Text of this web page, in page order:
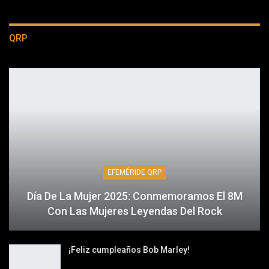
QRP
EFEMÉRIDE QRP
Día De La Mujer 2025: Conmemoramos El 8M
Con Las Mujeres Leyendas Del Rock
¡Feliz cumpleaños Bob Marley!